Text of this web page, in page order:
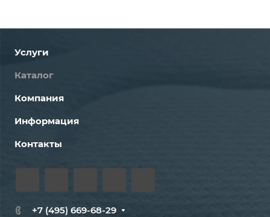
Услуги
Каталог
Компания
Информация
Контакты
+7 (495) 669-68-29